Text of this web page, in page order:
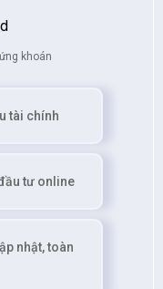
khoán
tài chính
tư online
nhật, toàn